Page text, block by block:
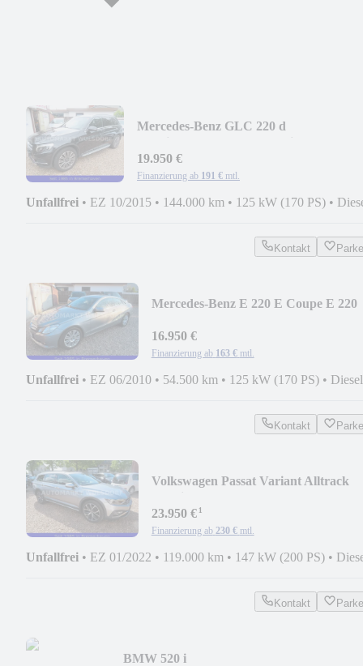
Mercedes-Benz GLC 220 d
19.950 €
Finanzierung ab 191 € mtl.
Unfallfrei • EZ 10/2015 • 144.000 km • 125 kW (170 PS) •
Kontakt
Mercedes-Benz E 220 E Coupe E 220
16.950 €
Finanzierung ab 163 € mtl.
Unfallfrei • EZ 06/2010 • 54.500 km • 125 kW (170 PS) • Diesel
Kontakt
Volkswagen Passat Variant Alltrack
23.950 €¹
Finanzierung ab 230 € mtl.
Unfallfrei • EZ 01/2022 • 119.000 km • 147 kW (200 PS) •
Kontakt
BMW 520 i